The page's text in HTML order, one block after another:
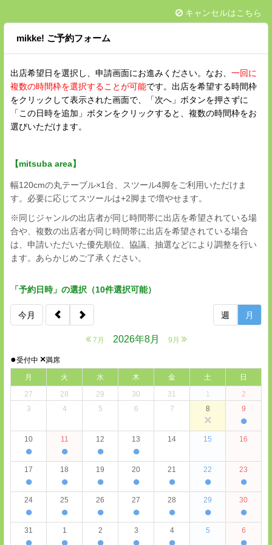
キャンセルはこちら
mikke! ご予約フォーム
出店希望日を選択し、申請画面にお進みください。なお、 一回に
複数の時間枠を選択することが可能です。出店を希望する時間枠
をクリックして表示された画面で、「次へ」ボタンを押さずに
「この日時を追加」ボタンをクリックすると、複数の時間枠をお
選びいただけます。
【mitsuba area】
幅120cmの丸テーブル×1台、スツール4脚をご利用いただけま
す。必要に応じてスツールは+2脚まで増やせます。
※同じジャンルの出店者が同じ時間帯に出店を希望されている場
合や、複数の出店者が同じ時間帯に出店を希望されている場合
は、申請いただいた優先順位、協議、抽選などにより調整を行い
ます。あらかじめご了承ください。
「予約日時」の選択（10件選択可能）
今月
7月 2026年8月 9月
週 月
●受付中 ×満席
月
火 水 木 金 土
日
27
28 29 30 31 1
2
3
4 5 6 7 8
×
9
●
10
●
11
●
12
●
13
●
14 15 16
17
●
18
●
19
●
20
●
21
●
22
●
23
●
24
●
25
●
26
●
27
●
28
●
29
●
30
●
31 1 2 3 4 5 6